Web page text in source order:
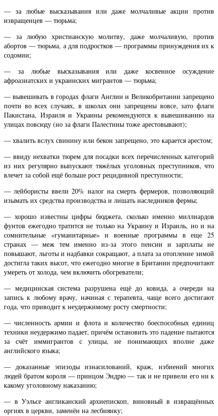
— за любые высказывания или даже молчаливые акции против
извращенцев — тюрьма;
— за любую христианскую молитву, даже молчаливую, против
абортов — тюрьма, а для подростков — программы принуждения их к
содомии;
— за любые высказывания или даже косвенное осуждение
афроазиатских и украинских мигрантов — тюрьма;
— вывешивать в городах флаги Англии и Великобритании запрещено
почти во всех случаях, в школах они запрещены вовсе, зато флаги
Пакистана, Израиля и Украины рекомендуются к вывешиванию на
улицах повсюду (но за флаги Палестины тоже арестовывают);
— хвалить вслух свинину или бекон запрещено, это карается арестом;
— ввиду нехватки тюрем для посадки всех перечисленных категорий
из них регулярно выпускают тяжёлых уголовных преступников, что
влечет за собой ещё больше рост рецидивной преступности;
— лейбористы ввели 20% налог на смерть фермеров, позволяющий
изымать их средства производства и лишать наследников фермы;
— хорошо известны цифры бюджета, сколько именно миллиардов
фунтов ежегодно тратится не только на Украину и Израиль, но и на
сомнительные «гуманитарные» и военные программы в еще 25
странах — меж тем именно из-за этого пенсии и зарплаты не
повышают, льготы и надбавки сокращают, а плата за отопление зимой
достигла таких высот, что ежегодно многие в Британии предпочитают
умереть от холода, чем включить обогреватели;
— медицинская система разрушена ещё до ковида, а очереди на
запись к любому врачу, начиная с терапевта, чаще всего достигают
года, что приводит к неудержимому росту смертности;
— численность армии и флота и количество боеспособных единиц
техники неудержимо падает, причём остановить это падение пытаются
за счёт иммигрантов с улицы, не понимающих вполне даже
английского языка;
— доказанные эпизоды изнасилований, краж, избиений многих
людей братом короля — принцом Эндрю — так и не привели его ни к
какому уголовному наказанию;
— в Уэльсе англиканский архиепископ, виновный в извращённых
оргиях в церкви, заменён на лесбиянку;